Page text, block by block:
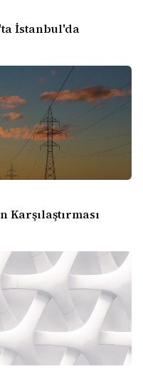
İstanbul'da
Karşılaştırması